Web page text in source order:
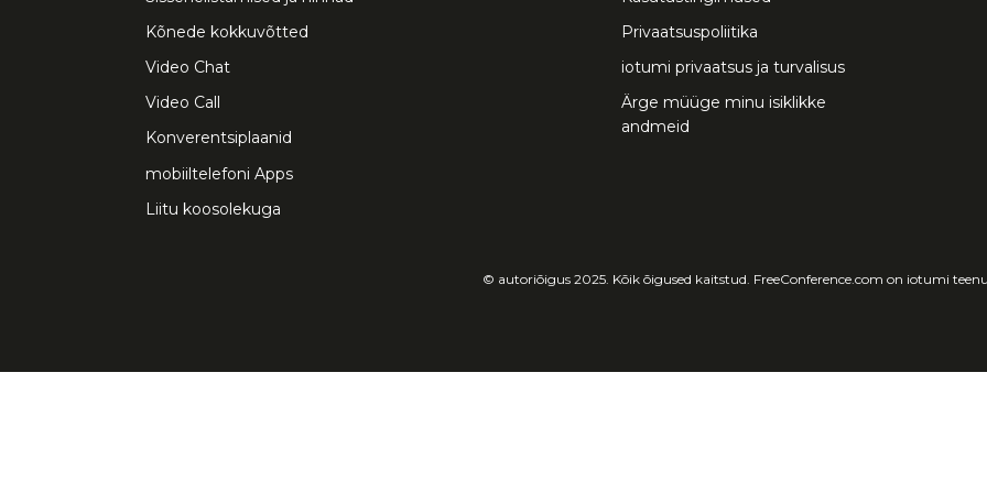
Kõnede kokkuvõtted
Video Chat
Video Call
Konverentsiplaanid
mobiiltelefoni Apps
Liitu koosolekuga
Privaatsuspoliitika
iotumi privaatsus ja turvalisus
Ärge müüge minu isiklikke
andmeid
© autoriõigus 2025. Kõik õigused kaitstud. FreeConference.com on iotumi